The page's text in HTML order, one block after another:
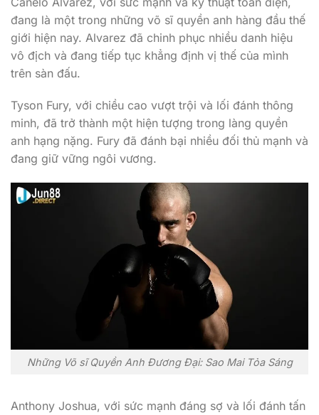
đang là một trong những võ sĩ quyền anh hàng đầu thế
giới hiện nay. Alvarez đã chinh phục nhiều danh hiệu
vô địch và đang tiếp tục khẳng định vị thế của mình
trên sàn đấu.
Tyson Fury, với chiều cao vượt trội và lối đánh thông
minh, đã trở thành một hiện tượng trong làng quyền
anh hạng nặng. Fury đã đánh bại nhiều đối thủ mạnh và
đang giữ vững ngôi vương.
Những Võ sĩ Quyền Anh Đương Đại: Sao Mai Tỏa Sáng
Anthony Joshua, với sức mạnh đáng sợ và lối đánh tấn